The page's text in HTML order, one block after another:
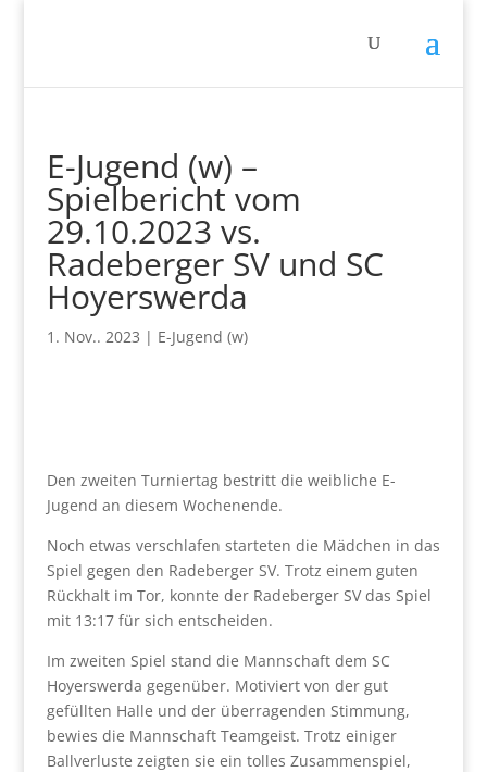
E-Jugend (w) –
Spielbericht vom
29.10.2023 vs.
Radeberger SV und SC
Hoyerswerda
1. Nov.. 2023 | E-Jugend (w)
Den zweiten Turniertag bestritt die weibliche E-
Jugend an diesem Wochenende.
Noch etwas verschlafen starteten die Mädchen in das
Spiel gegen den Radeberger SV. Trotz einem guten
Rückhalt im Tor, konnte der Radeberger SV das Spiel
mit 13:17 für sich entscheiden.
Im zweiten Spiel stand die Mannschaft dem SC
Hoyerswerda gegenüber. Motiviert von der gut
gefüllten Halle und der überragenden Stimmung,
bewies die Mannschaft Teamgeist. Trotz einiger
Ballverluste zeigten sie ein tolles Zusammenspiel,